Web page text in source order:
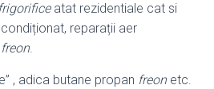
atat rezidentiale cat si
reparații aer
.
, adica butane propan freonetc.